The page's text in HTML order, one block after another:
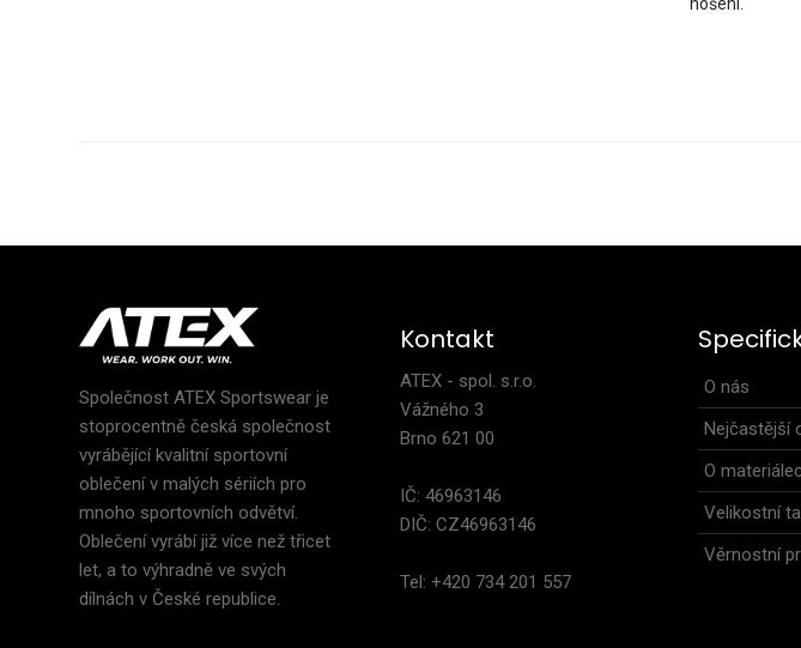
Legíny SKIN
Společnost ATEX Sportswear je
stoprocentně česká společnost
vyrábějící kvalitní sportovní
oblečení v malých sériích pro
mnoho sportovních odvětví.
Oblečení vyrábí již více než třicet
let, a to výhradně ve svých
dílnách v České republice.
Kontakt
ATEX - spol. s.r.o.
Vážného 3
Brno 621 00
IČ: 46963146
DIČ: CZ46963146
Tel: +420 734 201 557
O nás
Nejčastější
O
Velikostní
Věrnostní